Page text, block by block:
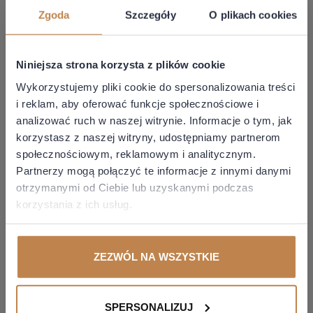
Zgoda Szczegóły O plikach cookies
Niniejsza strona korzysta z plików cookie
Wykorzystujemy pliki cookie do spersonalizowania treści
i reklam, aby oferować funkcje społecznościowe i
analizować ruch w naszej witrynie. Informacje o tym, jak
korzystasz z naszej witryny, udostępniamy partnerom
społecznościowym, reklamowym i analitycznym.
Partnerzy mogą połączyć te informacje z innymi danymi
otrzymanymi od Ciebie lub uzyskanymi podczas
korzystania z ich usług.
ZEZWÓL NA WSZYSTKIE
SPERSONALIZUJ
lub co najmniej może być, wykorzystywany dla prowadzonej
działalności gospodarczej. W stanie faktycznym przedstawionym
stwierdzono, że budowla (jej część)nie jest i nie może być
wykorzystywana na cele prowadzonej działalności
gospodarczej. Powyższe zaś oznacza, że fragment rurociągu
trwale wyłączony z eksploatacji nie stanowi przedmiotu
opodatkowania i z końcem miesiąca, w którym to zdarzenie
miało miejsce Spółka powinna zaprzestać naliczania podatku
od nieruchomości od tej wartości rurociągu, która odpowiada
wyłączonej z eksploatacji części.